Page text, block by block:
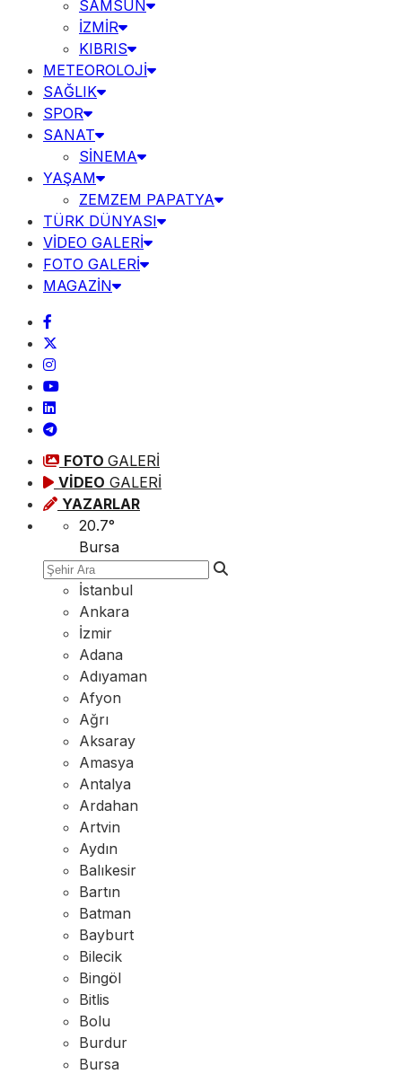
SAMSUN
İZMİR
KIBRIS
METEOROLOJİ
SAĞLIK
SPOR
SANAT
SİNEMA
YAŞAM
ZEMZEM PAPATYA
TÜRK DÜNYASI
VİDEO GALERİ
FOTO GALERİ
MAGAZİN
FOTO GALERİ
VİDEO GALERİ
YAZARLAR
20.7°
Bursa
İstanbul
Ankara
İzmir
Adana
Adıyaman
Afyon
Ağrı
Aksaray
Amasya
Antalya
Ardahan
Artvin
Aydın
Balıkesir
Bartın
Batman
Bayburt
Bilecik
Bingöl
Bitlis
Bolu
Burdur
Bursa